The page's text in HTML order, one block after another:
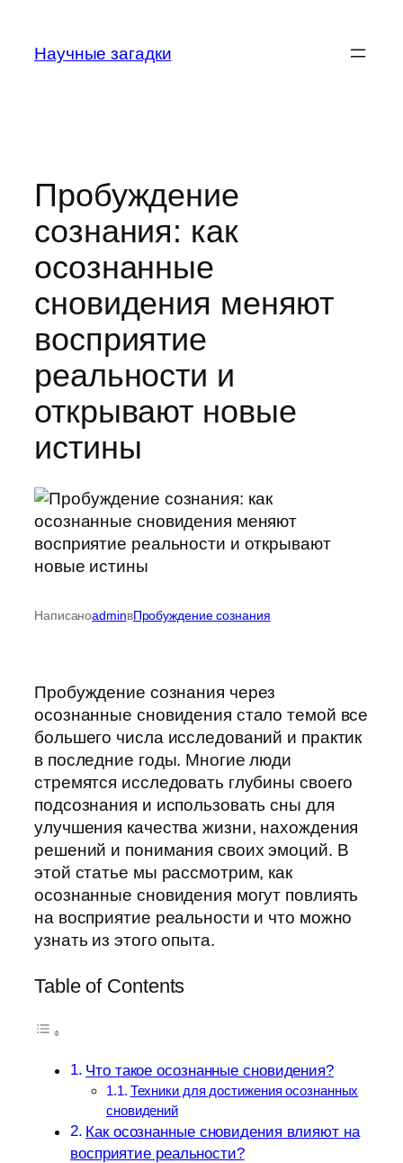
содержимому
Научные загадки
Пробуждение
сознания: как
осознанные
сновидения меняют
восприятие
реальности и
открывают новые
истины
НаписаноadminвПробуждение сознания
Пробуждение сознания через
осознанные сновидения стало темой все
большего числа исследований и практик
в последние годы. Многие люди
стремятся исследовать глубины своего
подсознания и использовать сны для
улучшения качества жизни, нахождения
решений и понимания своих эмоций. В
этой статье мы рассмотрим, как
осознанные сновидения могут повлиять
на восприятие реальности и что можно
узнать из этого опыта.
Table of Contents
Что такое осознанные сновидения?
Техники для достижения осознанных
сновидений
Как осознанные сновидения влияют на
восприятие реальности?